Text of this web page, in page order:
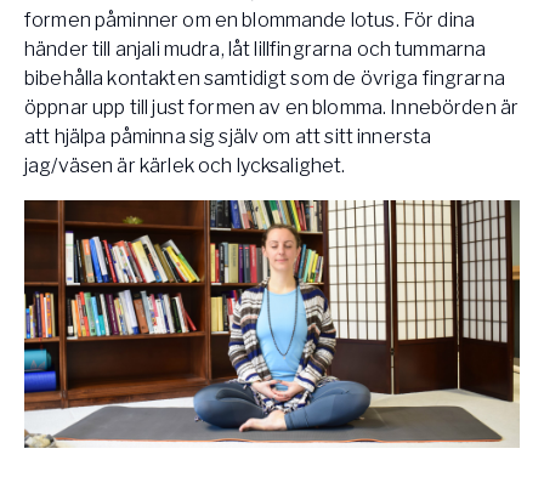
formen påminner om en blommande lotus. För dina
händer till anjali mudra, låt lillfingrarna och tummarna
bibehålla kontakten samtidigt som de övriga fingrarna
öppnar upp till just formen av en blomma. Innebörden är
att hjälpa påminna sig själv om att sitt innersta
jag/väsen är kärlek och lycksalighet.